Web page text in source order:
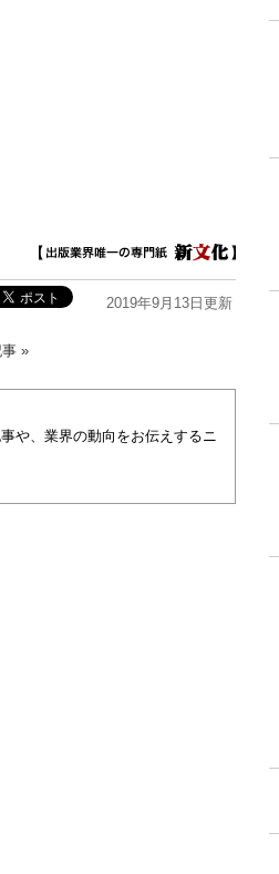
2019年9月13日更新
»
や、業界の動向をお伝えするニ